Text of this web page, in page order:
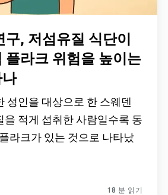
, 저섬유질 식단이
플라크 위험을 높이는
성인을 대상으로 한 스웨덴
을 적게 섭취한 사람일수록 동
라크가 있는 것으로 나타났
18 분 읽기